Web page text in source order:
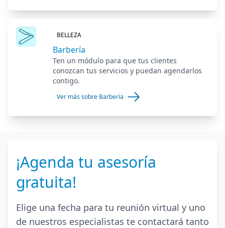
BELLEZA
Barbería
Ten un módulo para que tus clientes
conozcan tus servicios y puedan agendarlos
contigo.
Ver más sobre Barbería
¡Agenda tu asesoría
gratuita!
Elige una fecha para tu reunión virtual y uno
de nuestros especialistas te contactará tanto